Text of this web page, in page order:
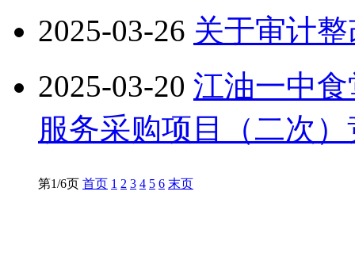
2025-03-26 关于审计
2025-03-20 江油一中
服务采购项目（二次
第1/6页 首页 1 2 3 4 5 6 末页